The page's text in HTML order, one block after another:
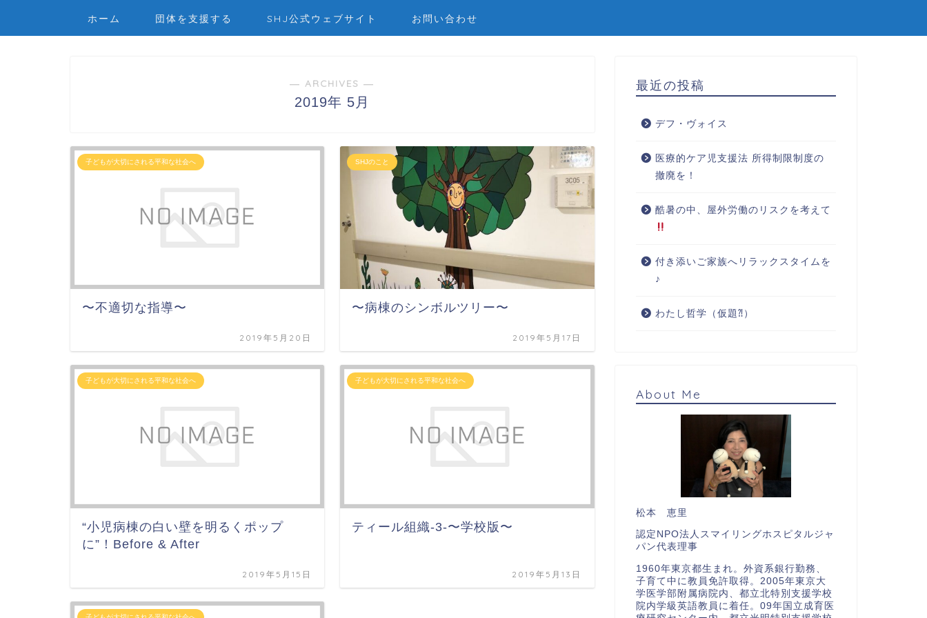
ホーム 団体を支援する SHJ公式ウェブサイト お問い合わせ
― ARCHIVES ―
2019年 5月
子どもが大切にされる平和な社会へ
〜不適切な指導〜
2019年5月20日
SHJのこと
〜病棟のシンボルツリー〜
2019年5月17日
子どもが大切にされる平和な社会へ
“小児病棟の白い壁を明るくポップ
に”！Before & After
2019年5月15日
子どもが大切にされる平和な社会へ
ティール組織-3-〜学校版〜
2019年5月13日
最近の投稿
デフ・ヴォイス
医療的ケア児支援法 所得制限制度の
撤廃を！
酷暑の中、屋外労働のリスクを考えて
付き添いご家族へリラックスタイムを
♪
わたし哲学（仮題⁈）
About Me
松本 恵里
認定NPO法人スマイリングホスピタルジャ
パン代表理事
1960年東京都生まれ。外資系銀行勤務、
子育て中に教員免許取得。2005年東京大
学医学部附属病院内、都立北特別支援学校
院内学級英語教員に着任。09年国立成育医